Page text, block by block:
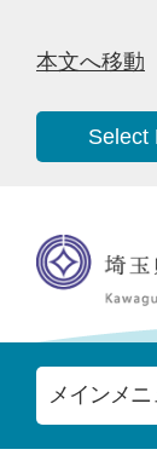
本文へ移動
Select
メインメニ